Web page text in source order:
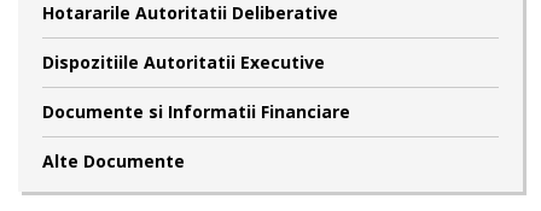
Hotararile Autoritatii Deliberative
Dispozitiile Autoritatii Executive
Documente si Informatii Financiare
Alte Documente